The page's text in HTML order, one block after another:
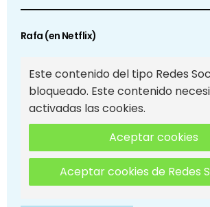
Rafa (en Netflix)
Este contenido del tipo Redes
bloqueado. Este contenido
activadas las cookies.
Aceptar cookies
Aceptar cookies de Redes